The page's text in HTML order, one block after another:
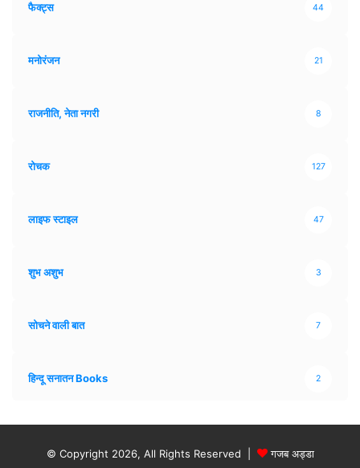
फैक्ट्स 44
मनोरंजन 21
राजनीति, नेता नगरी 8
रोचक 127
लाइफ स्टाइल 47
शुभ अशुभ 3
सोचने वाली बात 7
हिन्दू सनातन Books 2
© Copyright 2026, All Rights Reserved | गजब अड्डा